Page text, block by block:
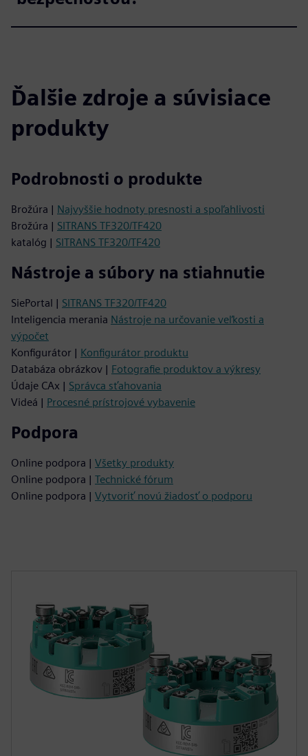
Ďalšie zdroje a súvisiace
produkty
Podrobnosti o produkte
Brožúra | Najvyššie hodnoty presnosti a spoľahlivosti
Brožúra | SITRANS TF320/TF420
katalóg | SITRANS TF320/TF420
Nástroje a súbory na stiahnutie
SiePortal | SITRANS TF320/TF420
Inteligencia merania Nástroje na určovanie veľkosti a
výpočet
Konfigurátor | Konfigurátor produktu
Databáza obrázkov | Fotografie produktov a výkresy
Údaje CAx | Správca sťahovania
Videá | Procesné prístrojové vybavenie
Podpora
Online podpora | Všetky produkty
Online podpora | Technické fórum
Online podpora | Vytvoriť novú žiadosť o podporu